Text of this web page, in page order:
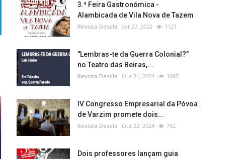
3.ª Feira Gastronómica -
Alambicada de Vila Nova de Tazem
Revista Descla Set 27, 2022 1121
"Lembras-te da Guerra Colonial?"
no Teatro das Beiras,...
Revista Descla Out 21, 2024 1097
IV Congresso Empresarial da Póvoa
de Varzim promete dois...
Revista Descla Out 22, 2024 752
Dois professores lançam guia